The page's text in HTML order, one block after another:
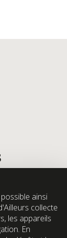
ainsi
collecte
les appareils
En